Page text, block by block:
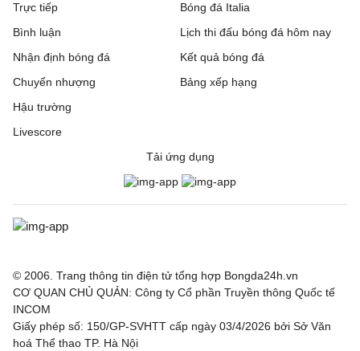
VĐQG Argentina, Hôm nay - 10/08
Almagro
VĐQG Bồ Đào Nha, Hôm nay - 10/08
Gil Vicente 1 - 0 Rio Ave
Trực tiếp
Bóng đá Italia
Bình luận
Nhận định bóng đá
Chuyển nhượng
Hậu trường
Livescore
Lịch thi đấu bóng đá hôm nay
Kết quả bóng đá
Bảng xếp hạng
Tải ứng dụng
© 2006. Trang thông tin điện tử tổng hợp Bongda24h.vn
CƠ QUAN CHỦ QUẢN: Công ty Cổ phần Truyền thông Quốc tế
INCOM
Giấy phép số: 150/GP-SVHTT cấp ngày 03/4/2026 bởi Sở Văn
hoá Thể thao TP. Hà Nội